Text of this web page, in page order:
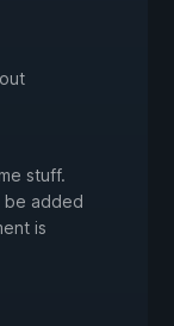
stuff.
be added
is